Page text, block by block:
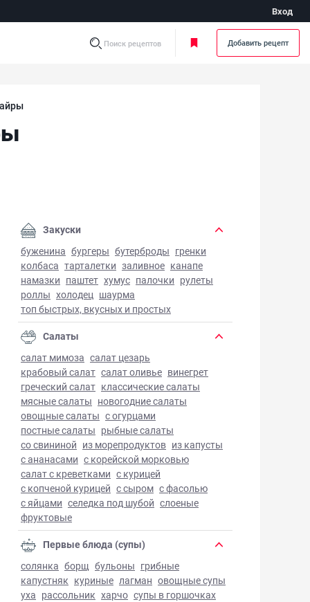
Вход
Поиск рецептов Добавить рецепт
суп из консервов сайры - фото готового блюда
Закуски
буженина бургеры бутерброды гренки
колбаса тарталетки заливное канапе
намазки паштет хумус палочки рулеты
роллы холодец шаурма
топ быстрых, вкусных и простых
Салаты
салат мимоза салат цезарь
крабовый салат салат оливье винегрет
греческий салат классические салаты
мясные салаты новогодние салаты
овощные салаты с огурцами
постные салаты рыбные салаты
со свининой из морепродуктов из капусты
с ананасами с корейской морковью
салат с креветками с курицей
с копченой курицей с сыром с фасолью
с яйцами селедка под шубой слоеные
фруктовые
Первые блюда (супы)
солянка борщ бульоны грибные
капустняк куриные лагман овощные супы
уха рассольник харчо супы в горшочках